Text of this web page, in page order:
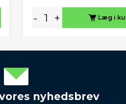
- + Læg i
nyhedsbrev